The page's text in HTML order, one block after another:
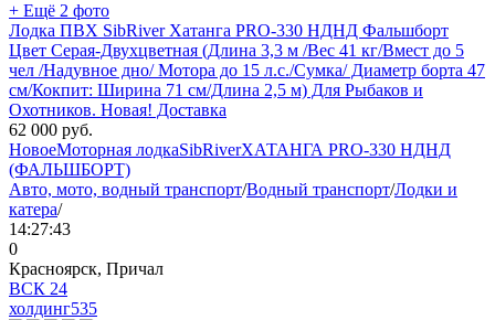
+ Ещё 2 фото
Лодка ПВХ SibRiver Хатанга PRO-330 НДНД Фальшборт
Цвет Серая-Двухцветная (Длина 3,3 м /Вес 41 кг/Вмест до 5
чел /Надувное дно/ Мотора до 15 л.с./Сумка/ Диаметр борта 47
см/Кокпит: Ширина 71 см/Длина 2,5 м) Для Рыбаков и
Охотников. Новая! Доставка
62 000 руб.
НовоеМоторная лодкаSibRiverХАТАНГА PRO-330 НДНД
(ФАЛЬШБОРТ)
Авто, мото, водный транспорт/Водный транспорт/Лодки и
катера/
14:27:43
0
Красноярск, Причал
ВСК 24
холдинг535